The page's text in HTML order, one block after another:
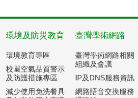
環境及防災教育
環境教育專區
校園空氣品質警示
及防護措施專區
減少使用免洗餐具
臺灣學術網路
臺灣學術網路相關
組織及會議
IP及DNS服務資訊
網路語音交換服務